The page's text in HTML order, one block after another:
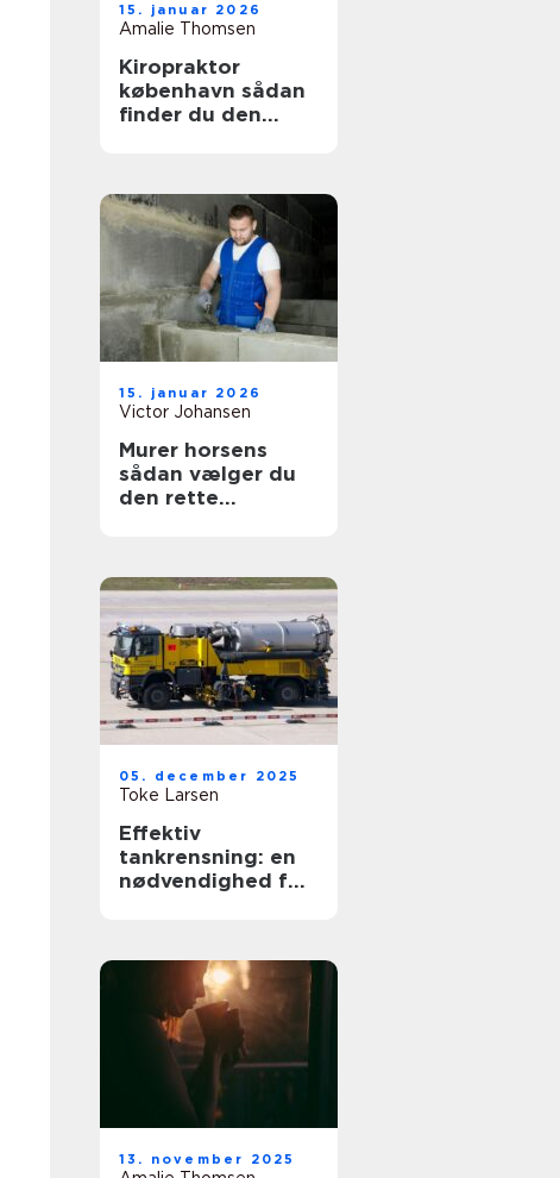
15. januar 2026
Amalie Thomsen
Kiropraktor
københavn sådan
finder du den
15. januar 2026
Victor Johansen
Murer horsens
sådan vælger du
den rette
05. december 2025
Toke Larsen
Effektiv
tankrensning: en
nødvendighed for
13. november 2025